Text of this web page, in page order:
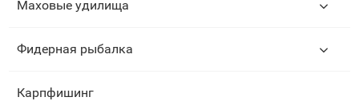
Маховые удилища
Фидерная рыбалка
Карпфишинг